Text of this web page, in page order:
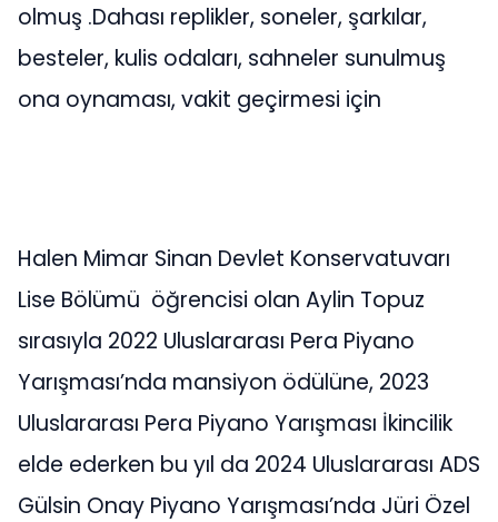
olmuş .Dahası replikler, soneler, şarkılar,
besteler, kulis odaları, sahneler sunulmuş
ona oynaması, vakit geçirmesi için
Halen Mimar Sinan Devlet Konservatuvarı
Lise Bölümü öğrencisi olan Aylin Topuz
sırasıyla 2022 Uluslararası Pera Piyano
Yarışması’nda mansiyon ödülüne, 2023
Uluslararası Pera Piyano Yarışması İkincilik
elde ederken bu yıl da 2024 Uluslararası ADS
Gülsin Onay Piyano Yarışması’nda Jüri Özel